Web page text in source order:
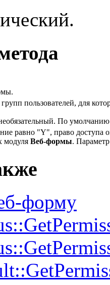
пользователей, для
По
равно "Y", право доступа
модуля Веб-формы.
форму